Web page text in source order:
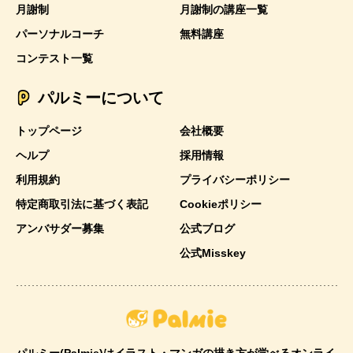
月謝制
月謝制の講座一覧
パーソナルコーチ
無料講座
コンテスト一覧
パルミーについて
トップページ
会社概要
ヘルプ
採用情報
利用規約
プライバシーポリシー
特定商取引法に基づく表記
Cookieポリシー
アンバサダー募集
公式ブログ
公式Misskey